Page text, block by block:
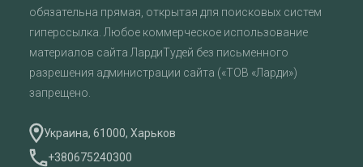
обязательна прямая, открытая для поисковых систем
гиперссылка. Любое коммерческое использование
материалов сайта ЛардиТудей без письменного
разрешения администрации сайта («ТОВ «Ларди»)
запрещено.
Украина, 61000, Харьков
+380675240300